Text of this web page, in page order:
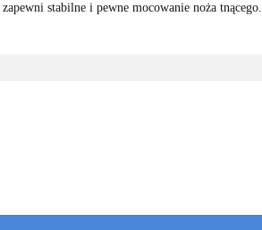
stabilne i pewne mocowanie noża tnącego.